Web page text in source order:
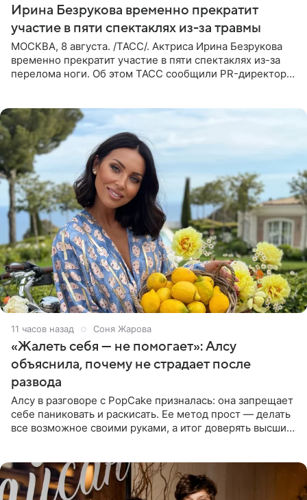
Ирина Безрукова временно прекратит
участие в пяти спектаклях из-за травмы
МОСКВА, 8 августа. /ТАСС/. Актриса Ирина Безрукова
временно прекратит участие в пяти спектаклях из-за
перелома ноги. Об этом ТАСС сообщили PR-директор
11 часов назад Соня Жарова
«Жалеть себя — не помогает»: Алсу
объяснила, почему не страдает после
развода
Алсу в разговоре с PopCake призналась: она запрещает
себе паниковать и раскисать. Ее метод прост — делать
все возможное своими руками, а итог доверять высшим